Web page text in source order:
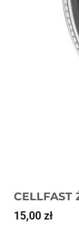
CELLFAST
15,00 zł